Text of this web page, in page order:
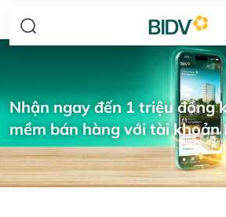
Nhận ngay đến 1 triệu đồng
mềm bán hàng với tài khoản